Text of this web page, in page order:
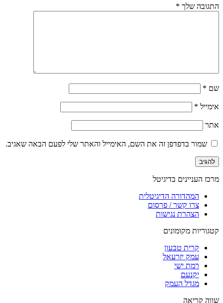
התגובה שלך *
שם *
אימייל *
אתר
שמור בדפדפן זה את השם, האימייל והאתר שלי לפעם הבאה שאגיב.
מרכז העניינים בדיגיטל
המהדורה הדיגיטלית
צרו קשר / פרסום
הצהרת נגישות
קטגוריות מקומונים
קרית טבעון
עמק יזרעאל
רמת ישי
יקנעם
מגדל העמק
שווה קריאה